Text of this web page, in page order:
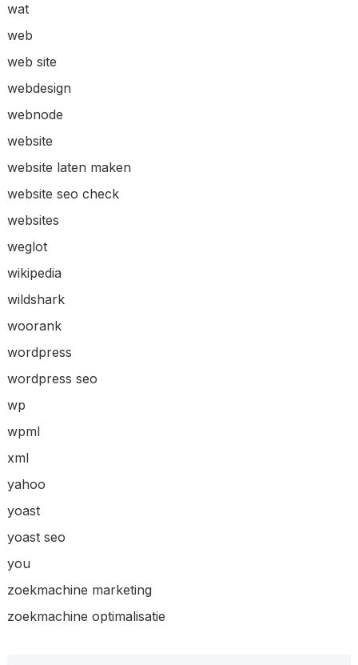
wat
web
web site
webdesign
webnode
website
website laten maken
website seo check
websites
weglot
wikipedia
wildshark
woorank
wordpress
wordpress seo
wp
wpml
xml
yahoo
yoast
yoast seo
you
zoekmachine marketing
zoekmachine optimalisatie